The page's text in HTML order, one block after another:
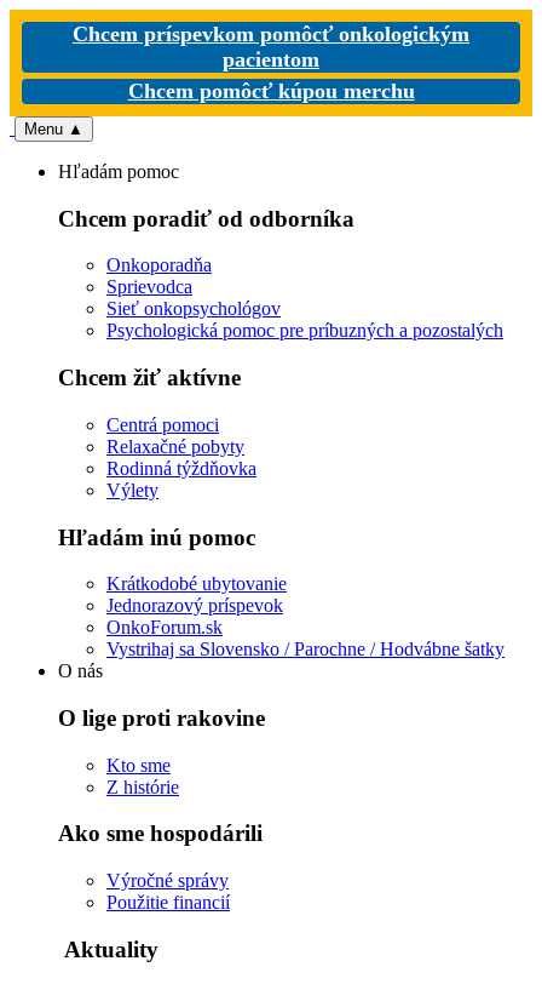
Chcem príspevkom pomôcť onkologickým
pacientom
Chcem pomôcť kúpou merchu
Menu ▲
Hľadám pomoc
Chcem poradiť od odborníka
Onkoporadňa
Sprievodca
Sieť onkopsychológov
Psychologická pomoc pre príbuzných a pozostalých
Chcem žiť aktívne
Centrá pomoci
Relaxačné pobyty
Rodinná týždňovka
Výlety
Hľadám inú pomoc
Krátkodobé ubytovanie
Jednorazový príspevok
OnkoForum.sk
Vystrihaj sa Slovensko / Parochne / Hodvábne šatky
O nás
O lige proti rakovine
Kto sme
Z histórie
Ako sme hospodárili
Výročné správy
Použitie financií
Aktuality